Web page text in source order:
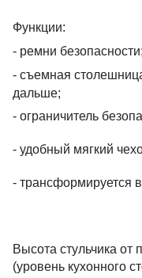
Функции:
- ремни безопасности;
- съемная
дальше;
- ограничитель
- удобный мягкий
- трансформируется
Высота стульчика
(уровень кухонного